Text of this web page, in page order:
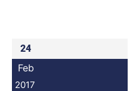
24
Feb
2017